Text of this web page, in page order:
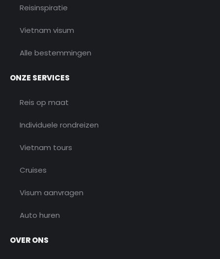
Reisinspiratie
Vietnam visum
Alle bestemmingen
ONZE SERVICES
Reis op maat
Individuele rondreizen
Vietnam tours
Cruises
Visum aanvragen
Auto huren
OVER ONS